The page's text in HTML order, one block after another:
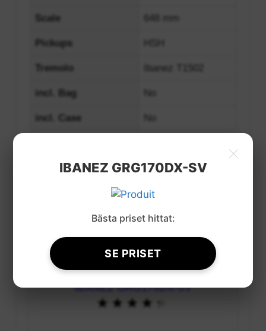
Scale
Pickups
Tremolo Ibanez T1502
incl. Bag
incl. Case
IBANEZ GRG170DX-SV
×
IBANEZ GRG170DX-SV
Bästa priset hittat:
SE PRISET